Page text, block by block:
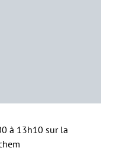
à 13h10 sur la